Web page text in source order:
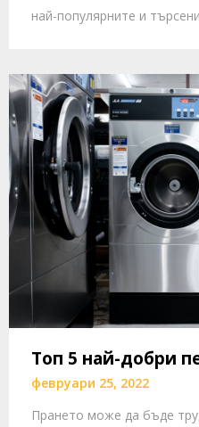
най-популярните и
Топ 5 най-добри
февруари 25, 2022
Прането може да бъде